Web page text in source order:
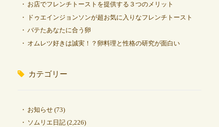
お店でフレンチトーストを提供する３つのメリット
ドゥエインジョンソンが超お気に入りなフレンチトースト
バテたあなたに合う卵
オムレツ好きは誠実！？卵料理と性格の研究が面白い
カテゴリー
お知らせ(73)
ソムリエ日記(2,226)